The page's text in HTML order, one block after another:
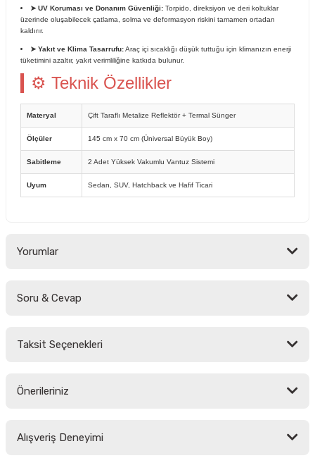
➤ UV Koruması ve Donanım Güvenliği: Torpido, direksiyon ve deri koltuklar
üzerinde oluşabilecek çatlama, solma ve deformasyon riskini tamamen ortadan
kaldırır.
➤ Yakıt ve Klima Tasarrufu:Araç içi sıcaklığı düşük tuttuğu için klimanızın enerji
tüketimini azaltır, yakıt verimliliğine katkıda bulunur.
⚙ Teknik Özellikler
Materyal Çift Taraflı Metalize Reflektör + Termal Sünger
Ölçüler 145 cm x 70 cm (Üniversal Büyük Boy)
Sabitleme 2 Adet Yüksek Vakumlu Vantuz Sistemi
Uyum Sedan, SUV, Hatchback ve Hafif Ticari
Yorumlar
Soru & Cevap
Taksit Seçenekleri
Önerileriniz
yetersiz gördüğünüz noktaları öneri formunu kullanarak tarafımıza
Alışveriş Deneyimi